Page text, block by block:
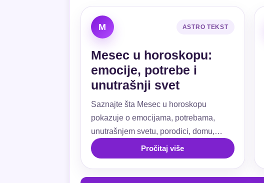
M ASTRO TEKST
Mesec u horoskopu:
emocije, potrebe i
unutrašnji svet
Saznajte šta Mesec u horoskopu
pokazuje o emocijama, potrebama,
unutrašnjem svetu, porodici, domu,
ljubavi, navikama i emotivnoj sigurnosti.
Pročitaj više